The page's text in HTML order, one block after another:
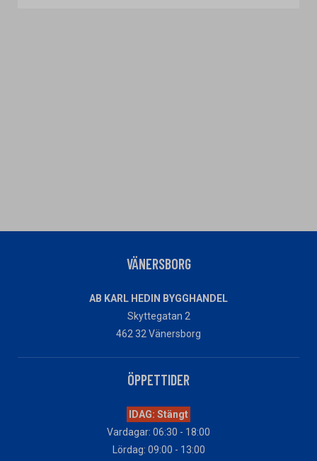
VÄNERSBORG
AB KARL HEDIN BYGGHANDEL
Skyttegatan 2
462 32 Vänersborg
ÖPPETTIDER
IDAG: Stängt
Vardagar: 06:30 - 18:00
Lördag: 09:00 - 13:00